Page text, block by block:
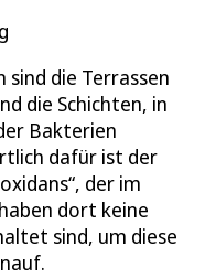
sind die Terrassen
die Schichten, in
Bakterien
dafür ist der
der im
dort keine
sind, um diese